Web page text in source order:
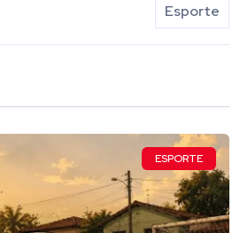
Esporte
ESPORTE